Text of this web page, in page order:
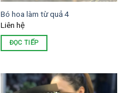
Bó hoa làm từ quả 4
Liên hệ
ĐỌC TIẾP